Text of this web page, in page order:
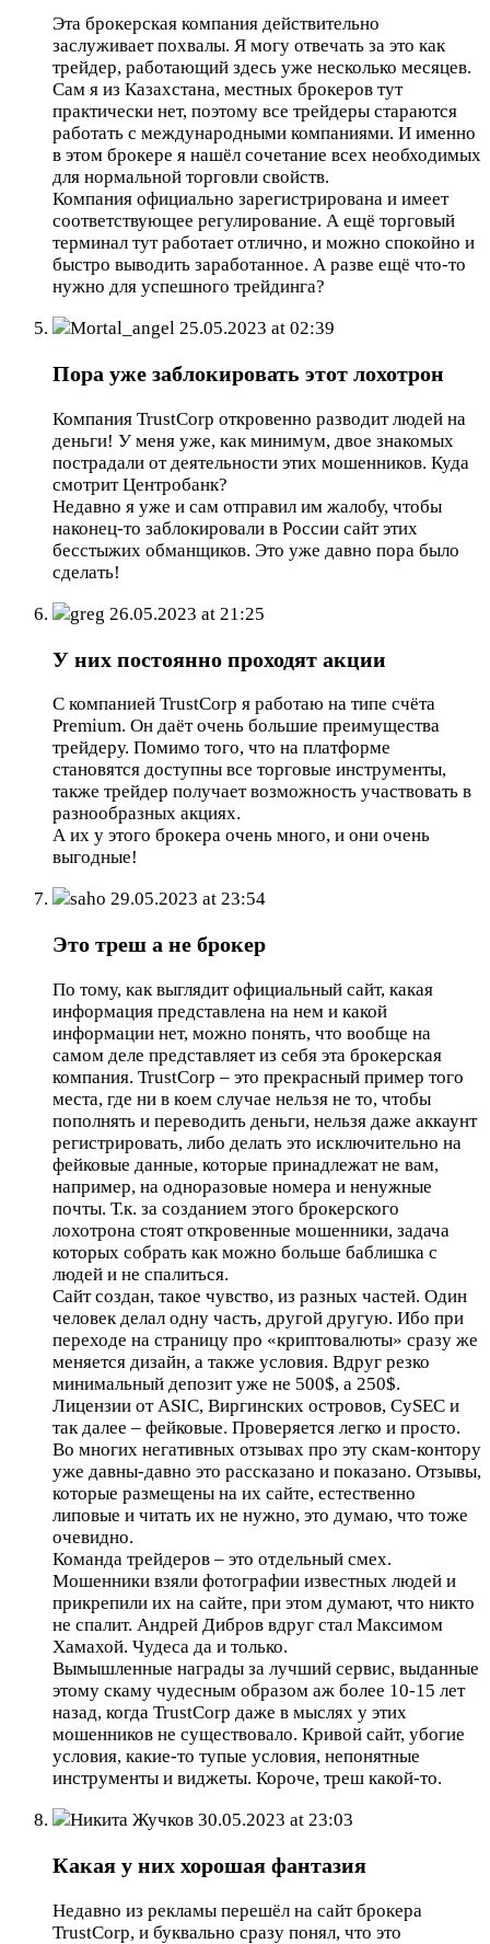
Эта брокерская компания действительно
заслуживает похвалы. Я могу отвечать за это как
трейдер, работающий здесь уже несколько месяцев.
Сам я из Казахстана, местных брокеров тут
практически нет, поэтому все трейдеры стараются
работать с международными компаниями. И именно
в этом брокере я нашёл сочетание всех необходимых
для нормальной торговли свойств.
Компания официально зарегистрирована и имеет
соответствующее регулирование. А ещё торговый
терминал тут работает отлично, и можно спокойно и
быстро выводить заработанное. А разве ещё что-то
нужно для успешного трейдинга?
Mortal_angel 25.05.2023 at 02:39
Пора уже заблокировать этот лохотрон
Компания TrustCorp откровенно разводит людей на
деньги! У меня уже, как минимум, двое знакомых
пострадали от деятельности этих мошенников. Куда
смотрит Центробанк?
Недавно я уже и сам отправил им жалобу, чтобы
наконец-то заблокировали в России сайт этих
бесстыжих обманщиков. Это уже давно пора было
сделать!
greg 26.05.2023 at 21:25
У них постоянно проходят акции
С компанией TrustCorp я работаю на типе счёта
Premium. Он даёт очень большие преимущества
трейдеру. Помимо того, что на платформе
становятся доступны все торговые инструменты,
также трейдер получает возможность участвовать в
разнообразных акциях.
А их у этого брокера очень много, и они очень
выгодные!
saho 29.05.2023 at 23:54
Это треш а не брокер
По тому, как выглядит официальный сайт, какая
информация представлена на нем и какой
информации нет, можно понять, что вообще на
самом деле представляет из себя эта брокерская
компания. TrustCorp – это прекрасный пример того
места, где ни в коем случае нельзя не то, чтобы
пополнять и переводить деньги, нельзя даже аккаунт
регистрировать, либо делать это исключительно на
фейковые данные, которые принадлежат не вам,
например, на одноразовые номера и ненужные
почты. Т.к. за созданием этого брокерского
лохотрона стоят откровенные мошенники, задача
которых собрать как можно больше баблишка с
людей и не спалиться.
Сайт создан, такое чувство, из разных частей. Один
человек делал одну часть, другой другую. Ибо при
переходе на страницу про «криптовалюты» сразу же
меняется дизайн, а также условия. Вдруг резко
минимальный депозит уже не 500$, а 250$.
Лицензии от ASIC, Виргинских островов, CySEC и
так далее – фейковые. Проверяется легко и просто.
Во многих негативных отзывах про эту скам-контору
уже давны-давно это рассказано и показано. Отзывы,
которые размещены на их сайте, естественно
липовые и читать их не нужно, это думаю, что тоже
очевидно.
Команда трейдеров – это отдельный смех.
Мошенники взяли фотографии известных людей и
прикрепили их на сайте, при этом думают, что никто
не спалит. Андрей Дибров вдруг стал Максимом
Хамахой. Чудеса да и только.
Вымышленные награды за лучший сервис, выданные
этому скаму чудесным образом аж более 10-15 лет
назад, когда TrustCorp даже в мыслях у этих
мошенников не существовало. Кривой сайт, убогие
условия, какие-то тупые условия, непонятные
инструменты и виджеты. Короче, треш какой-то.
Никита Жучков 30.05.2023 at 23:03
Какая у них хорошая фантазия
Недавно из рекламы перешёл на сайт брокера
TrustCorp, и буквально сразу понял, что это